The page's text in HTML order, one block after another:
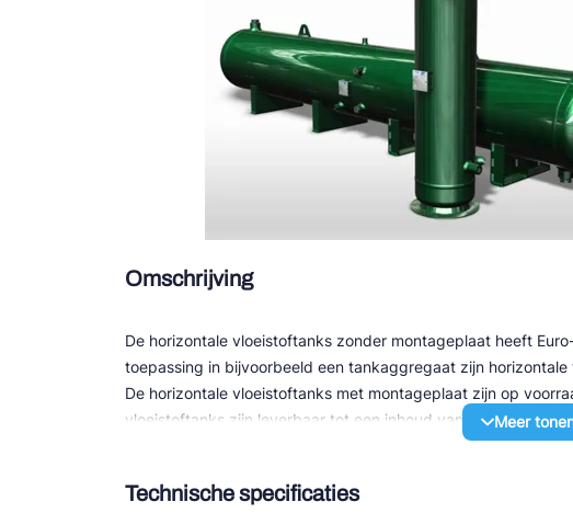
Johnson
Doucette
Ziehl-Abegg
ESK Schultze
TEKLAB
Omschrijving
De horizontale vloeistoftanks zonder montageplaat heeft
toepassing in bijvoorbeeld een tankaggregaat zijn
De horizontale vloeistoftanks met montageplaat zijn op
vloeistoftanks zijn leverbaar tot een inhoud van 2.000 liter.
veerveiligheden, één of meer kijkglazen, in- en uitlaat met
Meer
Technische specificaties